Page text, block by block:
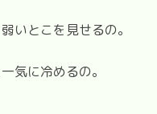
いとこを見せるの。
気に冷めるの。